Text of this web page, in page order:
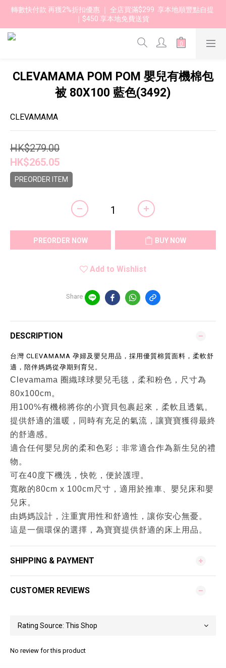
轉數快付款 再獲2%折扣優惠 ｜ 全店買滿$299  享本地順豐點自提
｜$450 享本地免費送貨
CLEVAMAMA POM POM 嬰兒有機棉包
被 80X100 藍色(3492)
CLEVAMAMA
HK$279.00
HK$265.05
PREORDER ITEM
PREORDER NOW BUY NOW
Add to Wishlist
Share
DESCRIPTION
台灣 CLEVAMAMA 孕婦及嬰兒用品，採用優質棉質面料，柔軟舒
適，陪伴媽媽從孕期到育兒。
Clevamama 圈織球球嬰兒毛毯，柔和粉色，尺寸為
80x100cm。
用100%有機棉將你的小寶貝包裹起來，柔軟且透氣。
提供舒適的溫暖，同時有充足的氣流，讓寶寶獲得最終
的舒適感。
適合任何嬰兒房的柔和色彩；非常適合作為新生兒的禮
物。
可在40度下機洗，快乾，便於護理。
寬敞的80cm x 100cm尺寸，適用於推車、嬰兒床和嬰
兒床。
由媽媽設計，注重實用性和舒適性，讓你安心無憂。
這是一個環保的選擇，為寶寶提供舒適的床上用品。
SHIPPING & PAYMENT
CUSTOMER REVIEWS
No review for this product